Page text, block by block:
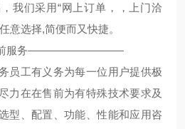
我们采用“网上订单，，上门洽
意选择,简便而又快捷。
服务—————————
员工有义务为每一位用户提供极
力在在售前为有特殊技术要求及
型、配置、功能、性能和应用咨